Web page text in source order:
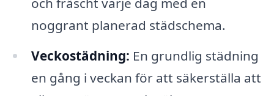
noggrant planerad städschema.
Veckostädning: En grundlig städning
en gång i veckan för att säkerställa att